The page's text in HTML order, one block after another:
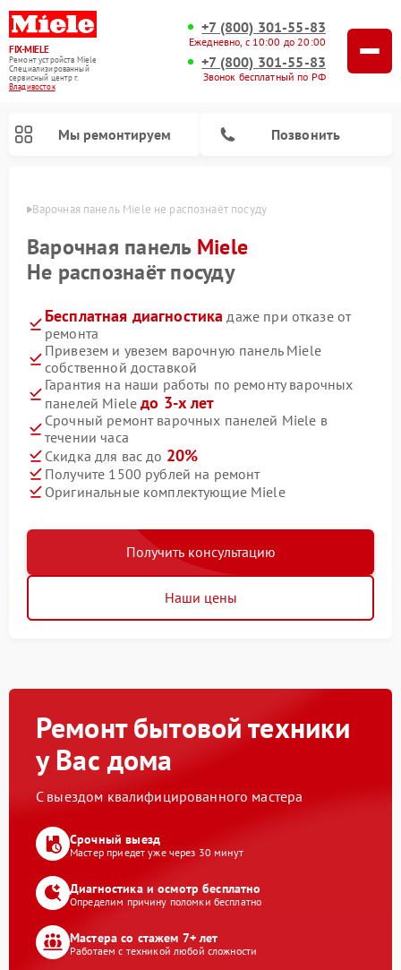
FIX-MIELE
Ремонт устройств Miele
Специализированный
cервисный центр г.
Владивосток
+7 (800) 301-55-83
Ежедневно, с 10:00 до 20:00
+7 (800) 301-55-83
Звонок бесплатный по РФ
Мы ремонтируем Позвонить
Варочная панель Miele не распознаёт посуду
Варочная панель Miele
Не распознаёт посуду
Бесплатная диагностика даже при отказе от
ремонта
Привезем и увезем варочную панель Miele
собственной доставкой
Гарантия на наши работы по ремонту варочных
панелей Mieleдо 3-х лет
Срочный ремонт варочных панелей Miele в
течении часа
Скидка для вас до 20%
Получите 1500 рублей на ремонт
Оригинальные комплектующие Miele
Получить консультацию
Наши цены
Ремонт бытовой техники
у Вас дома
С выездом квалифицированного мастера
Срочный выезд
Мастер приедет уже через 30 минут
Диагностика и осмотр бесплатно
Определим причину поломки бесплатно
Мастера со стажем 7+ лет
Работаем с техникой любой сложности